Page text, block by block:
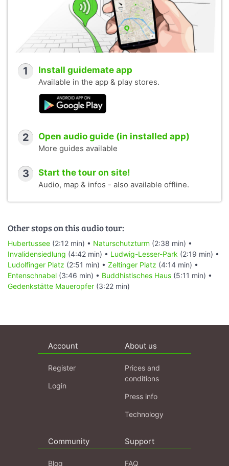
1 Install guidemate app
Available in the app & play stores.
2 Open audio guide (in installed app)
More guides available
3 Start the tour on site!
Audio, map & infos - also available offline.
Other stops on this audio tour:
Hubertussee (2:12 min) • Naturschutzturm (2:38 min) •
Invalidensiedlung (4:42 min) • Ludwig-Lesser-Park (2:19 min) •
Ludolfinger Platz (2:51 min) • Zeltinger Platz (4:14 min) •
Entenschnabel (3:46 min) • Buddhistisches Haus (5:11 min) •
Gedenkstätte Maueropfer (3:22 min)
Account
Register
Login
About us
Prices and
conditions
Press info
Technology
Community
Blog
Support
FAQ